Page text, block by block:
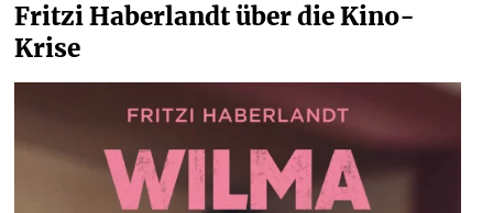
Fritzi Haberlandt über die Kino-
Krise